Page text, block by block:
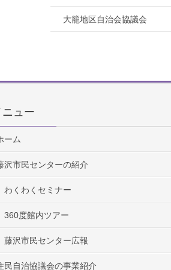
大籠地区自治会協議会
ニュー
ーム
沢市民センターの紹介
わくわくセミナー
360度館内ツアー
藤沢市民センター広報
民自治協議会の事業紹介